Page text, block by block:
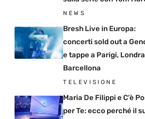
NEWS
Bresh Live in Europa:
concerti sold out a
e tappe a Parigi,
Barcellona
TELEVISIONE
Maria De Filippi e C’è
per Te: ecco perché il